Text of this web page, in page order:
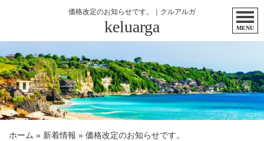
価格改定のお知らせです。｜クルアルガ
keluarga MENU
ホーム » 新着情報 » 価格改定のお知らせです。